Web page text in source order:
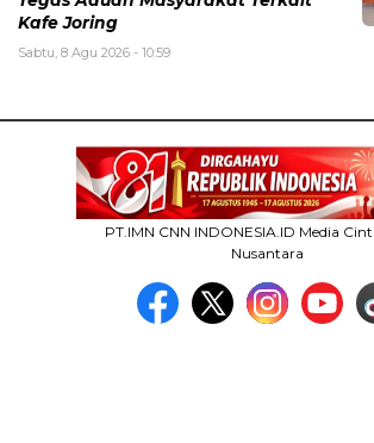
Kafe Joring
Sabtu, 8 Agu 2026 - 10:59
PT.IMN CNN INDONESIA.ID Media
Nusantara